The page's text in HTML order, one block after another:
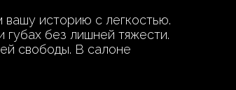
историю с легкостью.
губах без лишней тяжести.
свободы. В салоне